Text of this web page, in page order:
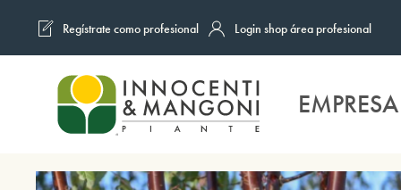
Skip to main content
Regístrate como profesional Login shop área profesional
EMPRESA